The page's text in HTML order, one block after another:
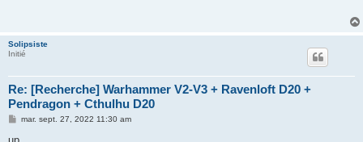
Solipsiste
Initié
Re: [Recherche] Warhammer V2-V3 + Ravenloft D20 +
Pendragon + Cthulhu D20
M
s
mar. sept. 27, 2022 11:30 am